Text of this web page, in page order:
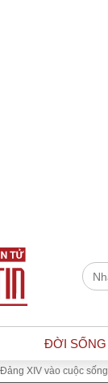
ĐỜI SỐNG
cuộc sống